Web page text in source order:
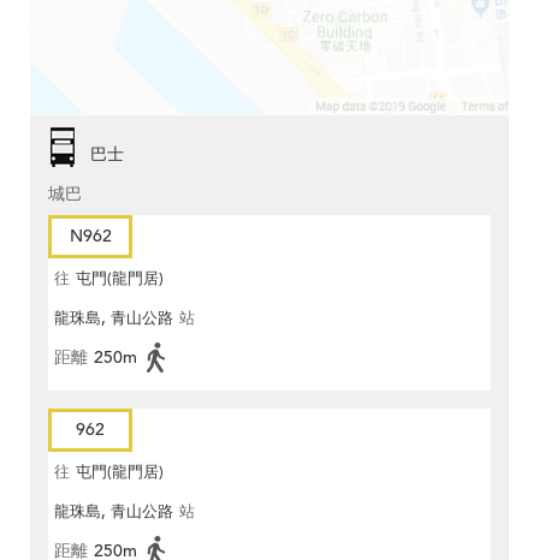
巴士
城巴
N962
往 屯門(龍門居)
龍珠島, 青山公路 站
距離 250m
962
往 屯門(龍門居)
龍珠島, 青山公路 站
距離 250m